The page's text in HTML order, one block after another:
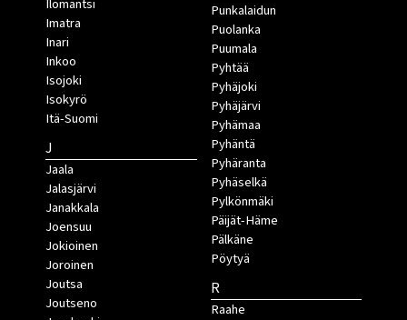
Ilomantsi
Imatra
Inari
Inkoo
Isojoki
Isokyrö
Itä-Suomi
J
Jaala
Jalasjärvi
Janakkala
Joensuu
Jokioinen
Joroinen
Joutsa
Joutseno
Punkalaidun
Puolanka
Puumala
Pyhtää
Pyhäjoki
Pyhäjärvi
Pyhämaa
Pyhäntä
Pyhäranta
Pyhäselkä
Pylkönmäki
Päijät-Häme
Pälkäne
Pöytyä
R
Raahe